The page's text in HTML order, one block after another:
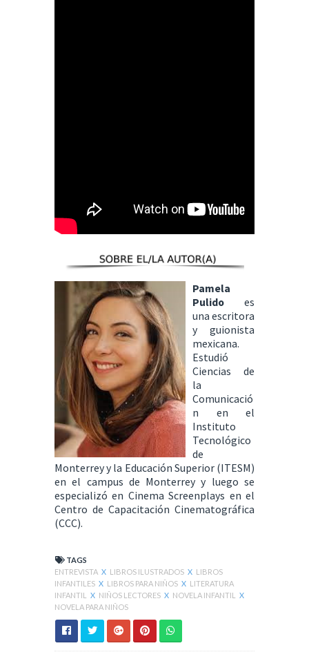
Pamela
Pulido es
una escritora
y guionista
mexicana.
Estudió
Ciencias de
la
Comunicació
n en el
Instituto
Tecnológico
de
Monterrey y la Educación Superior (ITESM)
en el campus de Monterrey y luego se
especializó en Cinema Screenplays en el
Centro de Capacitación Cinematográfica
(CCC).
TAGS
ENTREVISTA X LIBROS ILUSTRADOS X LIBROS
INFANTILES X LIBROS PARA NIÑOS X LITERATURA
INFANTIL
X NIÑOS LECTORES X NOVELA INFANTIL
X
NOVELA PARA NIÑOS